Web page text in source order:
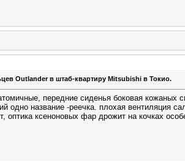
Outlander в штаб-квартиру Mitsubishi в Токио.
передние сиденья боковая кожаных
одно название -реечка. плохая вентиляция
оптика ксеноновых фар дрожит на кочках